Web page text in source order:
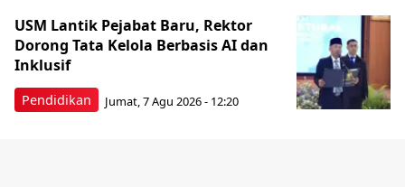
Pendidikan
USM Lantik Pejabat Baru, Rektor
Dorong Tata Kelola Berbasis AI dan
Inklusif
Jumat, 7 Agu 2026 - 12:20